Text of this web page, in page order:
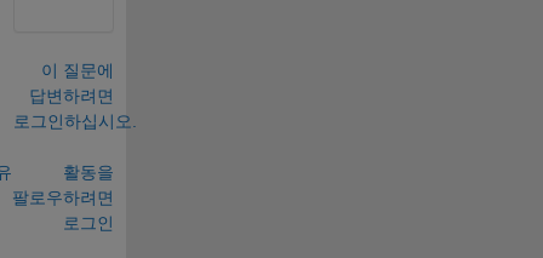
이 질문에
답변하려면
로그인하십시오.
활동을
팔로우하려면
로그인